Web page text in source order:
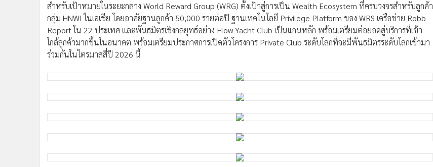
สำหรับเป้าหมายในระยะกลาง World Reward Group (WRG) ตั้งเป้าสู่การเป็น Wealth Ecosystem ที่ครบวงจรสำหรับลูกค้า
กลุ่ม HNWI ในเอเชีย โดยอาศัยฐานลูกค้า 50,000 รายต่อปี ฐานเทคโนโลยี Privilege Platform ของ WRS เครือข่าย Robb
Report ใน 22 ประเทศ และพันธมิตรเชิงกลยุทธ์อย่าง Flow Yacht Club เป็นแกนหลัก พร้อมเตรียมต่อยอดสู่บริการที่เข้า
ใกล้ลูกค้ามากขึ้นในอนาคต พร้อมเตรียมประกาศการเปิดตัวโครงการ Private Club ระดับโลกที่จะมีพันธมิตรระดับโลกเข้ามา
ร่วมกันในไตรมาสสี่ปี 2026 นี้